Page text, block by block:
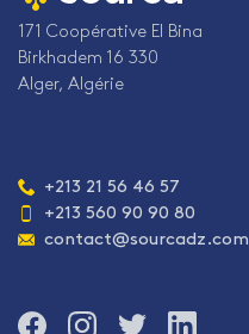
171 Coopérative El Bina
Birkhadem 16 330
Alger, Algérie
Téléphone
+213 21 56 46 57
+213 560 90 90 80
Adresse
:
contact@sourcadz.com
Rejoignez-Rejoignez-Rejoignez-Rejoignez-